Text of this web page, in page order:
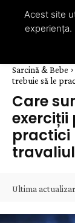
Sarcină & Bebe
trebuie să le
Care
exerciții
practici
travaliul
Ultima
Acest site
experiența.